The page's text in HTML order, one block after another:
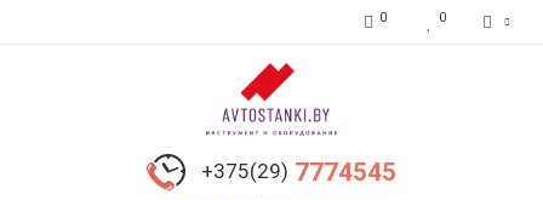
0 0
+375(29) 7774545